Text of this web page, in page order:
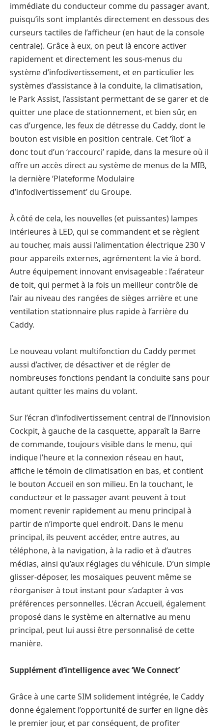
immédiate du conducteur comme du passager avant,
puisqu’ils sont implantés directement en dessous des
curseurs tactiles de l’afficheur (en haut de la console
centrale). Grâce à eux, on peut là encore activer
rapidement et directement les sous-menus du
système d’infodivertissement, et en particulier les
systèmes d’assistance à la conduite, la climatisation,
le Park Assist, l’assistant permettant de se garer et de
quitter une place de stationnement, et bien sûr, en
cas d’urgence, les feux de détresse du Caddy, dont le
bouton est visible en position centrale. Cet ‘îlot’ a
donc tout d’un ‘raccourci’ rapide, dans la mesure où il
offre un accès direct au système de menus de la MIB,
la dernière ‘Plateforme Modulaire
d’infodivertissement’ du Groupe.
À côté de cela, les nouvelles (et puissantes) lampes
intérieures à LED, qui se commandent et se règlent
au toucher, mais aussi l’alimentation électrique 230 V
pour appareils externes, agrémentent la vie à bord.
Autre équipement innovant envisageable : l’aérateur
de toit, qui permet à la fois un meilleur contrôle de
l’air au niveau des rangées de sièges arrière et une
ventilation stationnaire plus rapide à l’arrière du
Caddy.
Le nouveau volant multifonction du Caddy permet
aussi d’activer, de désactiver et de régler de
nombreuses fonctions pendant la conduite sans pour
autant quitter les mains du volant.
Sur l’écran d’infodivertissement central de l’Innovision
Cockpit, à gauche de la casquette, apparaît la Barre
de commande, toujours visible dans le menu, qui
indique l’heure et la connexion réseau en haut,
affiche le témoin de climatisation en bas, et contient
le bouton Accueil en son milieu. En la touchant, le
conducteur et le passager avant peuvent à tout
moment revenir rapidement au menu principal à
partir de n’importe quel endroit. Dans le menu
principal, ils peuvent accéder, entre autres, au
téléphone, à la navigation, à la radio et à d’autres
médias, ainsi qu’aux réglages du véhicule. D’un simple
glisser-déposer, les mosaïques peuvent même se
réorganiser à tout instant pour s’adapter à vos
préférences personnelles. L’écran Accueil, également
proposé dans le système en alternative au menu
principal, peut lui aussi être personnalisé de cette
manière.
Supplément d’intelligence avec ‘We Connect’
Grâce à une carte SIM solidement intégrée, le Caddy
donne également l’opportunité de surfer en ligne dès
le premier jour, et par conséquent, de profiter